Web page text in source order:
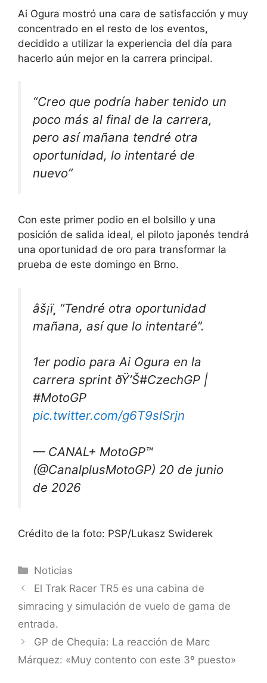
Ai Ogura mostró una cara de satisfacción y muy
concentrado en el resto de los eventos,
decidido a utilizar la experiencia del día para
hacerlo aún mejor en la carrera principal.
“Creo que podría haber tenido un
poco más al final de la carrera,
pero así mañana tendré otra
oportunidad, lo intentaré de
nuevo”
Con este primer podio en el bolsillo y una
posición de salida ideal, el piloto japonés tendrá
una oportunidad de oro para transformar la
prueba de este domingo en Brno.
âš¡ï¸ “Tendré otra oportunidad
mañana, así que lo intentaré”.
1er podio para Ai Ogura en la
carrera sprint ðŸ’Š#CzechGP |
#MotoGP
pic.twitter.com/g6T9slSrjn
— CANAL+ MotoGP™
(@CanalplusMotoGP) 20 de junio
de 2026
Crédito de la foto: PSP/Lukasz Swiderek
Categorías
Noticias
El Trak Racer TR5 es una cabina de
simracing y simulación de vuelo de gama de
entrada.
GP de Chequia: La reacción de Marc
Márquez: «Muy contento con este 3º puesto»